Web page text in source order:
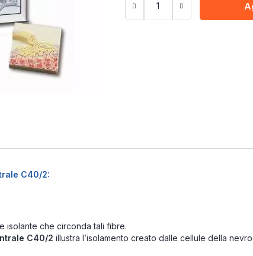
C40/2:
isolante che circonda tali fibre.
C40/2 illustra l’isolamento creato dalle cellule della